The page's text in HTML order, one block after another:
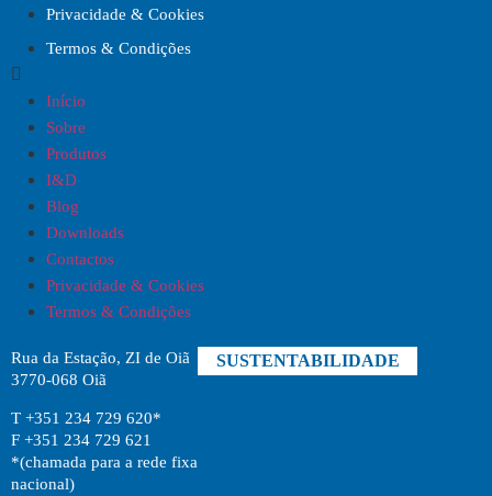
Privacidade & Cookies
Termos & Condições
Início
Sobre
Produtos
I&D
Blog
Downloads
Contactos
Privacidade & Cookies
Termos & Condições
Rua da Estação, ZI de Oiã
3770-068 Oiã
T +351 234 729 620*
F +351 234 729 621
*(chamada para a rede fixa
nacional)
SUSTENTABILIDADE